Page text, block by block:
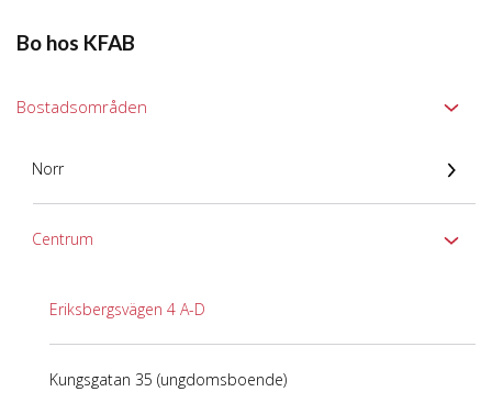
Bo hos KFAB
Bostadsområden
Norr
Centrum
Eriksbergsvägen 4 A-D
Kungsgatan 35 (ungdomsboende)